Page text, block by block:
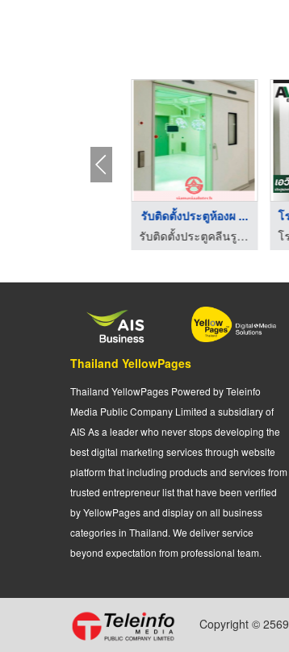
รับติดตั้งประตูห้องผ ...
รับติดตั้งประตูคลีนรูมประตูหน้าต่างอลูมิเนียม สยาม เอเซีย อลูเทค
Thailand YellowPages
Thailand YellowPages Powered by Teleinfo
Media Public Company Limited a subsidiary of
AIS As a leader who never stops developing the
best digital marketing services through website
platform that including products and services from
trusted entrepreneur list that have been verified
by YellowPages and display on all business
categories in Thailand. We deliver service
beyond expectation from professional team.
Copyright © 2569